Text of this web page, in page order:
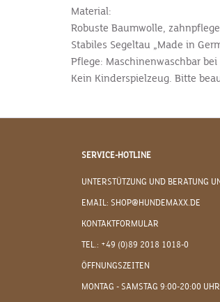
Material:
Robuste Baumwolle,
Stabiles Segeltau „Made in
Pflege: Maschinenwaschbar bei
Kein Kinderspielzeug. Bitte
SERVICE-HOTLINE
UNTERSTÜTZUNG UND BERATUNG
EMAIL: SHOP@HUNDEMAXX.DE
KONTAKTFORMULAR
TEL.: +49 (0)89 2018 1018-0
ÖFFNUNGSZEITEN
MONTAG - SAMSTAG 9:00-20:00 UHR